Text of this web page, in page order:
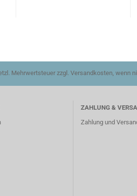
Mehrwertsteuer zzgl. Versandkosten, wenn
ZAHLUNG &
Zahlung und